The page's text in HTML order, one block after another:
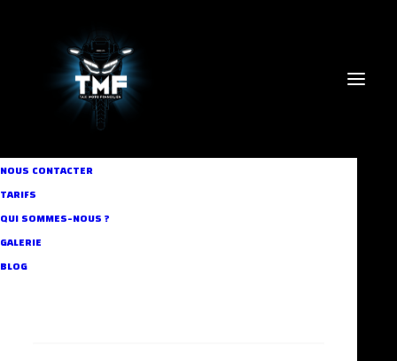
NOUS CONTACTER
TARIFS
QUI SOMMES-NOUS ?
GALERIE
BLOG